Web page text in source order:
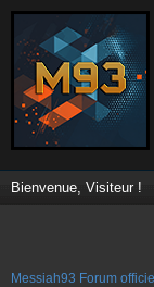
Bienvenue, Visiteur !
Messiah93 Forum officiel